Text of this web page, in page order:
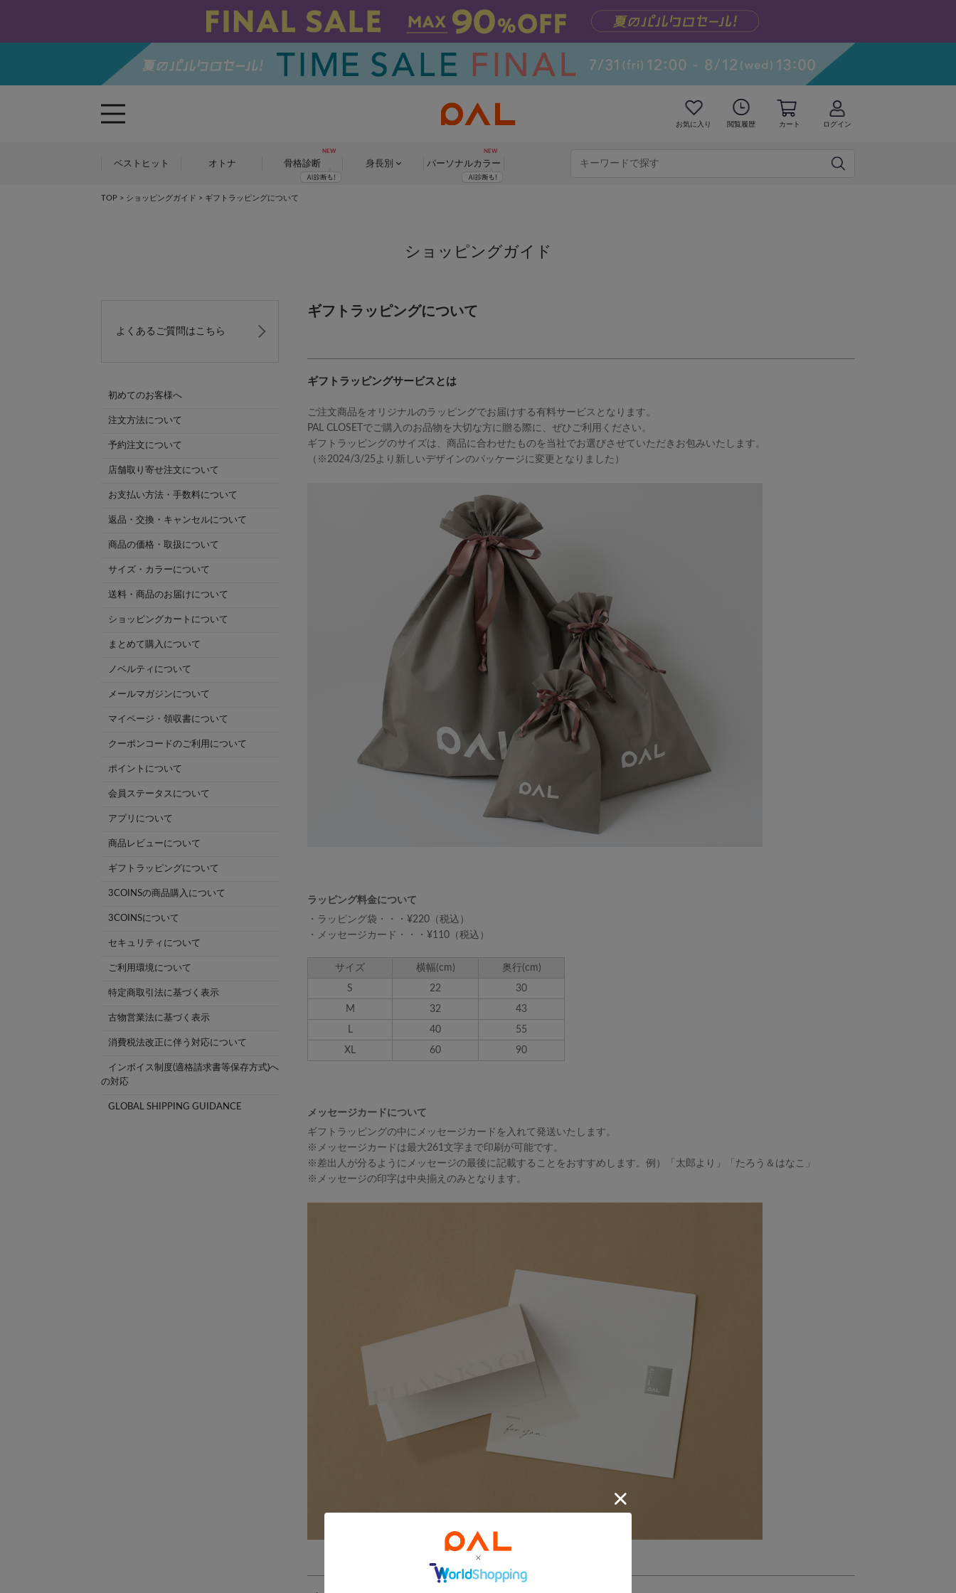
お気に入り 閲覧履歴 カート ログイン
ベストヒット オトナ 骨格診断 身長別 パーソナルカラー
TOP > ショッピングガイド > ギフトラッピングについて
ショッピングガイド
ギフトラッピングについて
ギフトラッピングサービスとは
ご注文商品をオリジナルのラッピングでお届けする有料サービスとなります。
PAL CLOSETでご購入のお品物を大切な方に贈る際に、ぜひご利用ください。
ギフトラッピングのサイズは、商品に合わせたものを当社でお選びさせていただきお包みいたします。
（※2024/3/25より新しいデザインのパッケージに変更となりました）
ラッピング料金について
・ラッピング袋・・・¥220（税込）
・メッセージカード・・・¥110（税込）
サイズ 横幅(cm) 奥行(cm)
S 22 30
M 32 43
L 40 55
XL 60 90
メッセージカードについて
ギフトラッピングの中にメッセージカードを入れて発送いたします。
※メッセージカードは最大261文字まで印刷が可能です。
※差出人が分るようにメッセージの最後に記載することをおすすめします。例）「太郎より」「たろう＆はなこ」
※メッセージの印字は中央揃えのみとなります。
よくあるご質問はこちら
初めてのお客様へ
注文方法について
予約注文について
店舗取り寄せ注文について
お支払い方法・手数料について
返品・交換・キャンセルについて
商品の価格・取扱について
サイズ・カラーについて
送料・商品のお届けについて
ショッピングカートについて
まとめて購入について
ノベルティについて
メールマガジンについて
マイページ・領収書について
クーポンコードのご利用について
ポイントについて
会員ステータスについて
アプリについて
商品レビューについて
ギフトラッピングについて
3COINSの商品購入について
3COINSについて
セキュリティについて
ご利用環境について
特定商取引法に基づく表示
古物営業法に基づく表示
消費税法改正に伴う対応について
インボイス制度(適格請求書等保存方式)へ
の対応
GLOBAL SHIPPING GUIDANCE